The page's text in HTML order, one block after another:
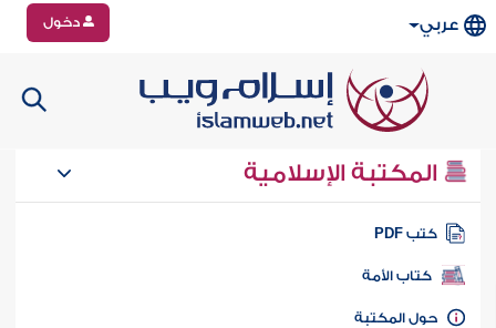
عربي دخول
المكتبة الإسلامية
كتب PDF
كتاب الأمة